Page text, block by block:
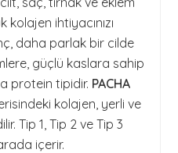
kolajen ihtiyacınızı
daha parlak bir cilde
güçlü kaslara sahip
protein tipidir. PACHA
kolajen, yerli ve
Tip 1, Tip 2 ve Tip 3
içerir.